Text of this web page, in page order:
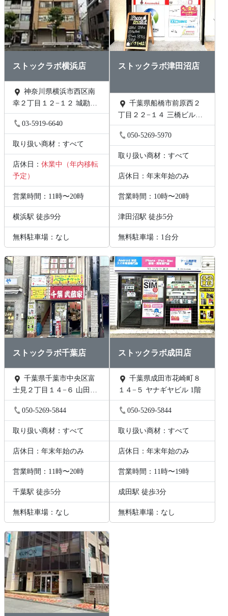
ストックラボ横浜店
幸２丁目１２−１２ 城勘ビ
ル 1F
03-5919-6640
取り扱い商材：すべて
店休日： 休業中（年内移転
予定）
営業時間：11時〜20時
横浜駅 徒歩9分
無料駐車場：なし
ストックラボ津田沼店
千葉県船橋市前原西２
丁目２２−１４ 三橋ビル
202号
050-5269-5970
取り扱い商材：すべて
店休日：年末年始のみ
営業時間：10時〜20時
津田沼駅 徒歩5分
無料駐車場：1台分
ストックラボ千葉店
士見２丁目１４−６ 山田ビ
ル 2階B号
050-5269-5844
取り扱い商材：すべて
店休日：年末年始のみ
営業時間：11時〜20時
千葉駅 徒歩5分
無料駐車場：なし
ストックラボ成田店
千葉県成田市花崎町８
１４−５ ヤナギヤビル 1階
050-5269-5844
取り扱い商材：すべて
店休日：年末年始のみ
営業時間：11時〜19時
成田駅 徒歩3分
無料駐車場：なし